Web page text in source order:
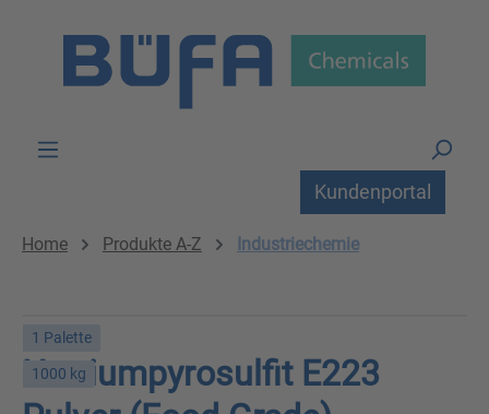
Kundenportal
Home Produkte A-Z Industriechemie
1 Palette
1000 kg
Natriumpyrosulfit E223